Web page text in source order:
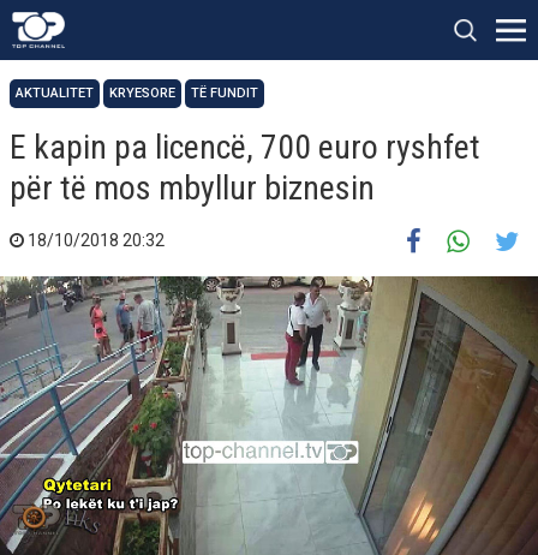
AKTUALITET KRYESORE TË FUNDIT
E kapin pa licencë, 700 euro ryshfet
për të mos mbyllur biznesin
18/10/2018 20:32